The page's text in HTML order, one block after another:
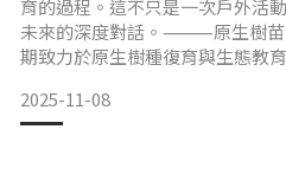
育的過程。這不只是一次戶外活
未來的深度對話。⸻原生樹苗
期致力於原生樹種復育與生態教
苗在專業團隊細心照料下茁壯，
心與堅持，也理解到每一步都
2025-11-08